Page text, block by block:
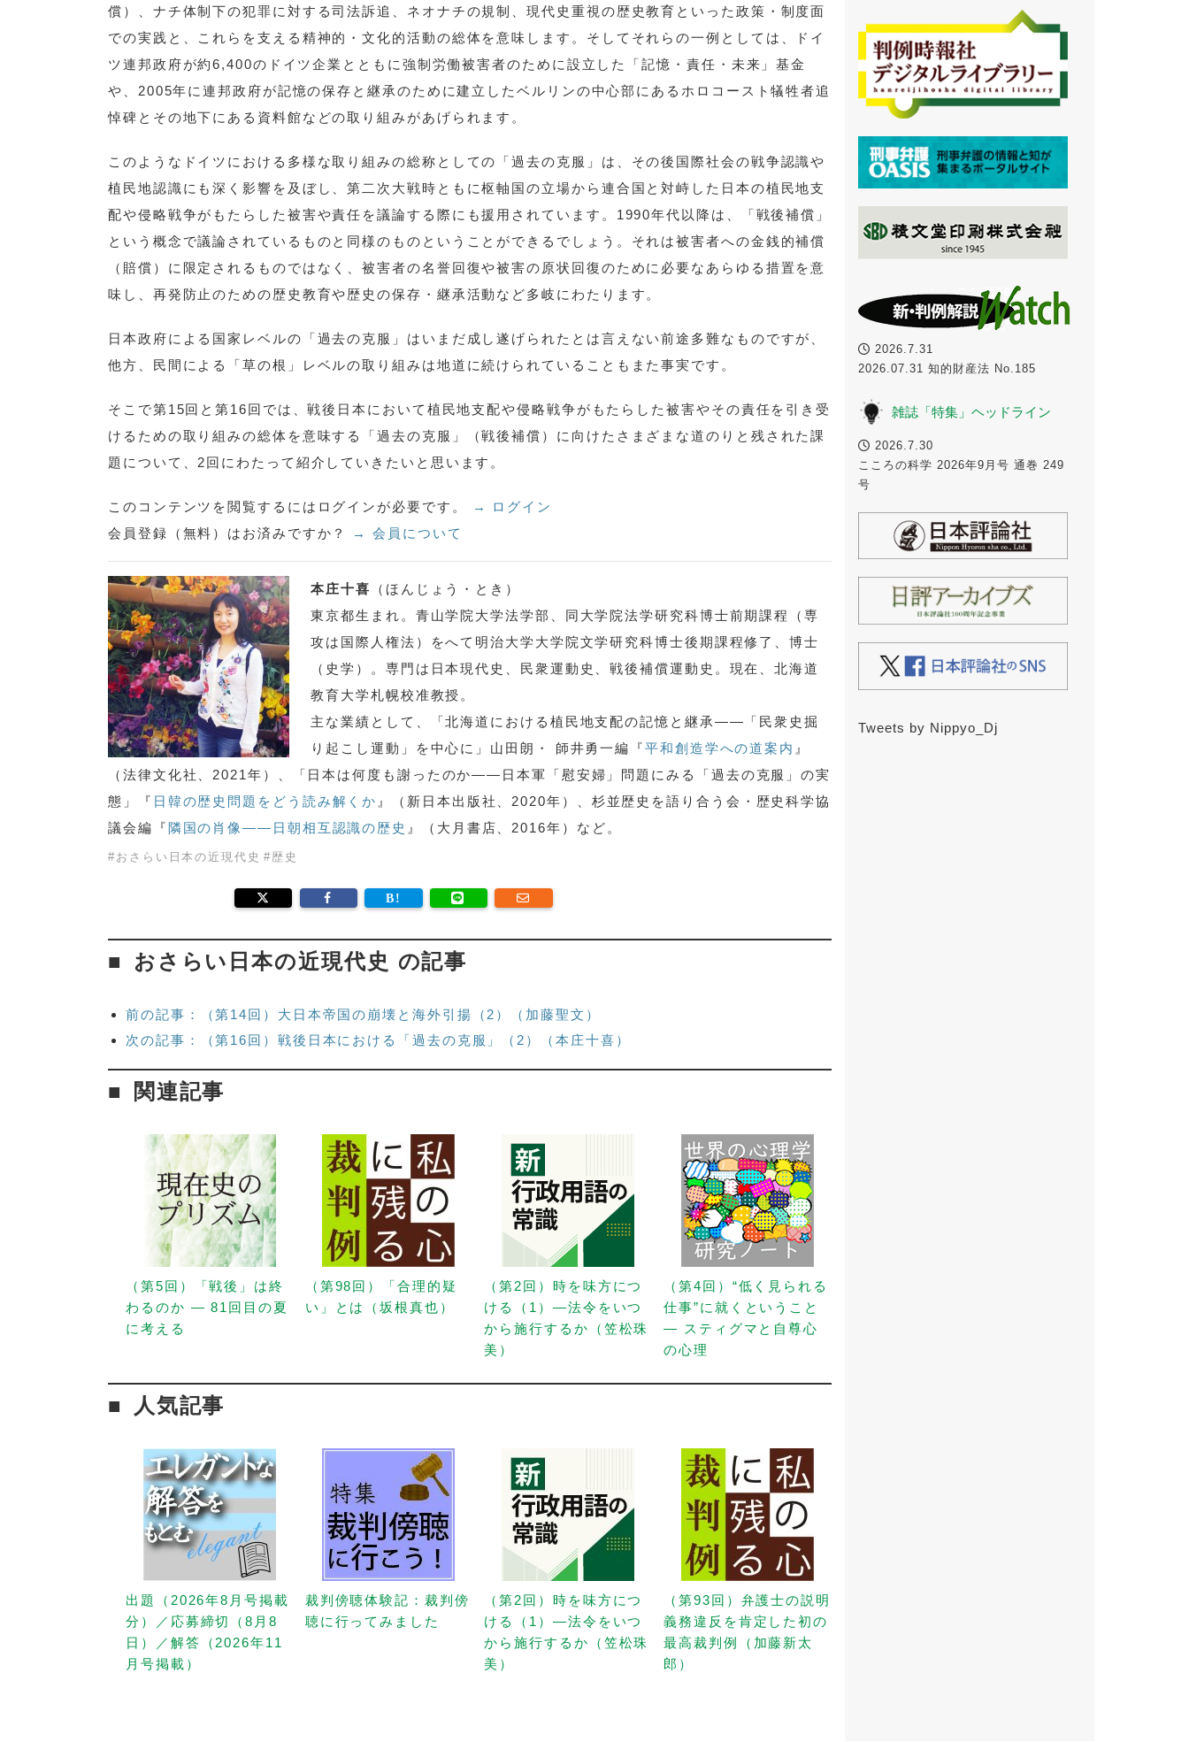
償）、ナチ体制下の犯罪に対する司法訴追、ネオナチの規制、現代史重視の歴史教育といった政策・制度面
での実践と、これらを支える精神的・文化的活動の総体を意味します。そしてそれらの一例としては、ドイ
ツ連邦政府が約6,400のドイツ企業とともに強制労働被害者のために設立した「記憶・責任・未来」基金
や、2005年に連邦政府が記憶の保存と継承のために建立したベルリンの中心部にあるホロコースト犠牲者追
悼碑とその地下にある資料館などの取り組みがあげられます。
このようなドイツにおける多様な取り組みの総称としての「過去の克服」は、その後国際社会の戦争認識や
植民地認識にも深く影響を及ぼし、第二次大戦時ともに枢軸国の立場から連合国と対峙した日本の植民地支
配や侵略戦争がもたらした被害や責任を議論する際にも援用されています。1990年代以降は、「戦後補償」
という概念で議論されているものと同様のものということができるでしょう。それは被害者への金銭的補償
（賠償）に限定されるものではなく、被害者の名誉回復や被害の原状回復のために必要なあらゆる措置を意
味し、再発防止のための歴史教育や歴史の保存・継承活動など多岐にわたります。
日本政府による国家レベルの「過去の克服」はいまだ成し遂げられたとは言えない前途多難なものですが、
他方、民間による「草の根」レベルの取り組みは地道に続けられていることもまた事実です。
そこで第15回と第16回では、戦後日本において植民地支配や侵略戦争がもたらした被害やその責任を引き受
けるための取り組みの総体を意味する「過去の克服」（戦後補償）に向けたさまざまな道のりと残された課
題について、2回にわたって紹介していきたいと思います。
このコンテンツを閲覧するにはログインが必要です。
→ ログイン
会員登録（無料）はお済みですか？
→ 会員について
本庄十喜
（ほんじょう・とき）
東京都生まれ。青山学院大学法学部、同大学院法学研究科博士前期課程（専
攻は国際人権法）をへて明治大学大学院文学研究科博士後期課程修了、博士
（史学）。専門は日本現代史、民衆運動史、戦後補償運動史。現在、北海道
教育大学札幌校准教授。
主な業績として、「北海道における植民地支配の記憶と継承――「民衆史掘
り起こし運動」を中心に」山田朗・ 師井勇一編『平和創造学への道案内 』
（法律文化社、2021年）、「日本は何度も謝ったのか――日本軍「慰安婦」問題にみる「過去の克服」の実
態」『 日韓の歴史問題をどう読み解くか 』（新日本出版社、2020年）、杉並歴史を語り合う会・歴史科学協
議会編『 隣国の肖像――日朝相互認識の歴史 』（大月書店、2016年）など。
# おさらい日本の近現代史 # 歴史
おさらい日本の近現代史 の記事
前の記事：（第14回）大日本帝国の崩壊と海外引揚（2）（加藤聖文）
次の記事：（第16回）戦後日本における「過去の克服」（2）（本庄十喜）
関連記事
（第5回）「戦後」は終
わるのか — 81回目の夏
に考える
（第98回）「合理的疑
い」とは（坂根真也）
（第2回）時を味方につ
ける（1）—法令をいつ
から施行するか（笠松珠
美）
（第4回）“低く見られる
仕事”に就くということ
— スティグマと自尊心
の心理
人気記事
出題（2026年8月号掲載
分）／応募締切（8月8
日）／解答（2026年11
月号掲載）
裁判傍聴体験記：裁判傍
聴に行ってみました
（第2回）時を味方につ
ける（1）—法令をいつ
から施行するか（笠松珠
美）
（第93回）弁護士の説明
義務違反を肯定した初の
最高裁判例（加藤新太
郎）
2026.7.31
2026.07.31 知的財産法 No.185
雑誌「特集」ヘッドライン
2026.7.30
こころの科学 2026年9月号 通巻 249
号
Tweets by Nippyo_Dj